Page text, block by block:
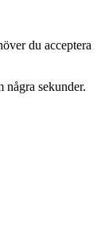
du acceptera
sekunder.